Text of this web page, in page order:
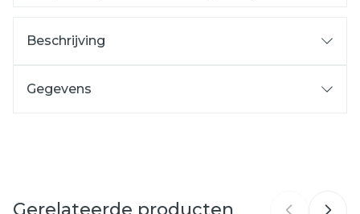
Beschrijving
Gegevens
Merken Suprima